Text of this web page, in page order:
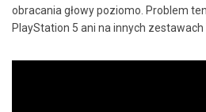
obracania głowy poziomo. Problem
PlayStation 5 ani na innych zestawach